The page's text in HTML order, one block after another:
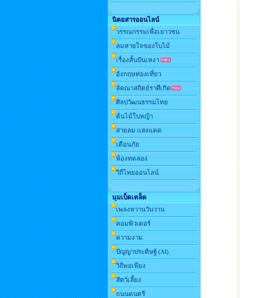
นิตยสารออนไลน์
วรรณกรรมเพื่อเยาวชน
ลมหายใจของใบไม้
เรื่องสั้นปันเหงา
อังกฤษท่องเที่ยว
ลัคณาสถิตย์ราศีเกิด
ศิลปวัฒนธรรมไทย
ต้นไม้ใบหญ้า
สายลม แสงแดด
เตือนภัย
ห้องทดลอง
วิถีไทยออนไลน์
มุมเบ็ดเตล็ด
เพลงหวานวันวาน
คอมพิวเตอร์
ความงาม
ปัญญาประดิษฐ์ (AI)
วิถีพอเพียง
สัตว์เลี้ยง
ถนนดนตรี